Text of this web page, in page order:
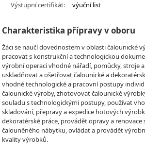
Výstupní certifikát:
výuční list
Charakteristika přípravy v oboru
Žáci se naučí dovednostem v oblasti čalounické
pracovat s konstrukční a technologickou
výrobní operaci vhodné nářadí, pomůcky, stroje
uskladňovat a ošetřovat čalounické a
vhodné technologické a pracovní postupy
čalounické výroby, zhotovovat čalounické
souladu s technologickými postupy, používat
skladování, přepravy a expedice hotových
dekoratérské práce, provádět opravy a renovace
čalouněného nábytku, ovládat a provádět
kvality výrobků.